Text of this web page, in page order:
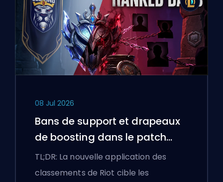
08 Jul 2026
Bans de support et drapeaux
de boosting dans le patch
25.18 de League of Legends
TL;DR: La nouvelle application des
classements de Riot cible les